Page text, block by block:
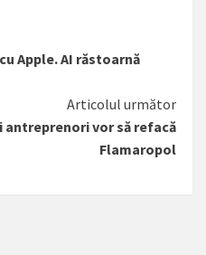
Apple. AI răstoarnă
Articolul următor
antreprenori vor să refacă
Flamaropol